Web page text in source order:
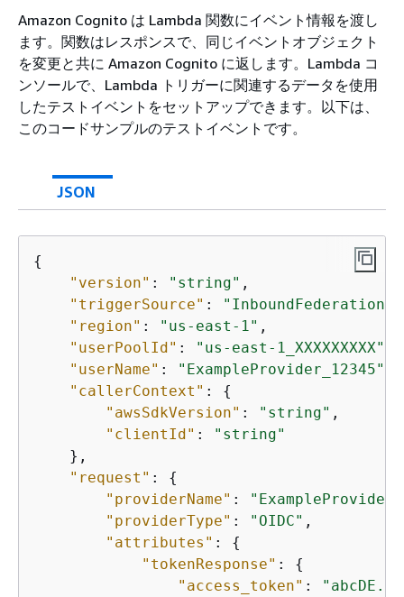
Amazon Cognito は Lambda 関数にイベント情報を渡し
ます。関数はレスポンスで、同じイベントオブジェクト
を変更と共に Amazon Cognito に返します。Lambda コ
ンソールで、Lambda トリガーに関連するデータを使用
したテストイベントをセットアップできます。以下は、
このコードサンプルのテストイベントです。
JSON
{
"version" : "string" ,
"triggerSource" :
"region" : "us-east-1" ,
"userPoolId" : "us-east-1_XXXXXXXXX"
"userName" : "ExampleProvider_12345"
"callerContext" : {
"awsSdkVersion" : "string" ,
"clientId" :
"string"
    },
"request" : {
"providerName" : "ExampleProvider"
"providerType" : "OIDC" ,
"attributes" : {
"tokenResponse" : {
"access_token" :